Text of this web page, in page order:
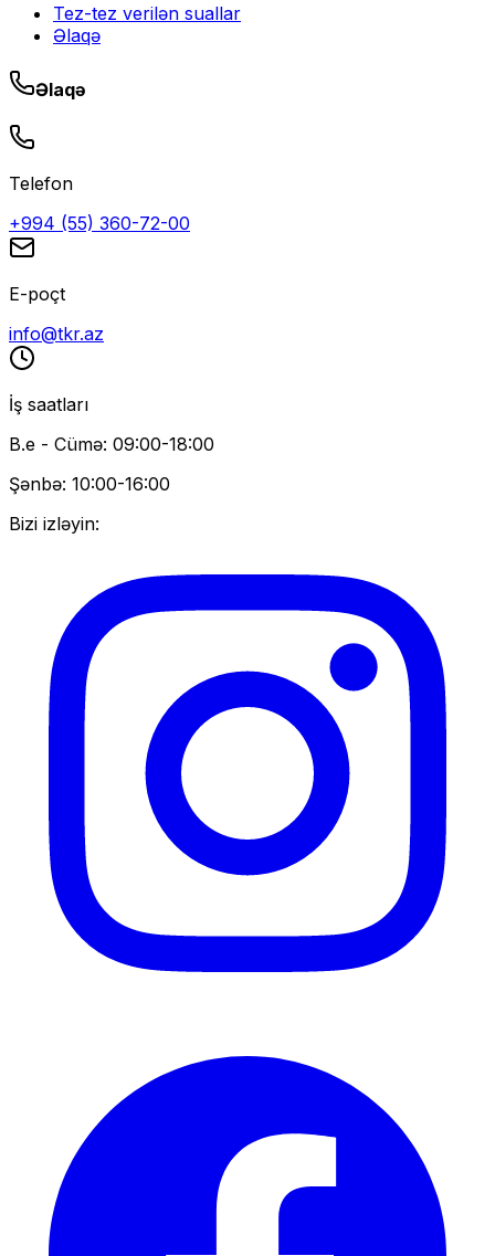
Tez-tez verilən suallar
Əlaqə
Əlaqə
Telefon
+994 (55) 360-72-00
E-poçt
info@tkr.az
İş saatları
B.e - Cümə: 09:00-18:00
Şənbə: 10:00-16:00
Bizi izləyin: